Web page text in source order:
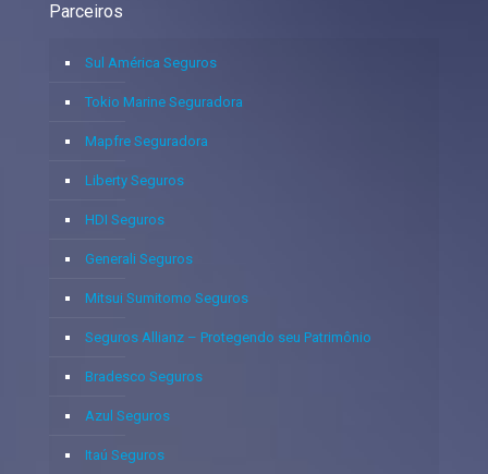
Parceiros
Sul América Seguros
Tokio Marine Seguradora
Mapfre Seguradora
Liberty Seguros
HDI Seguros
Generali Seguros
Mitsui Sumitomo Seguros
Seguros Allianz – Protegendo seu Patrimônio
Bradesco Seguros
Azul Seguros
Itaú Seguros